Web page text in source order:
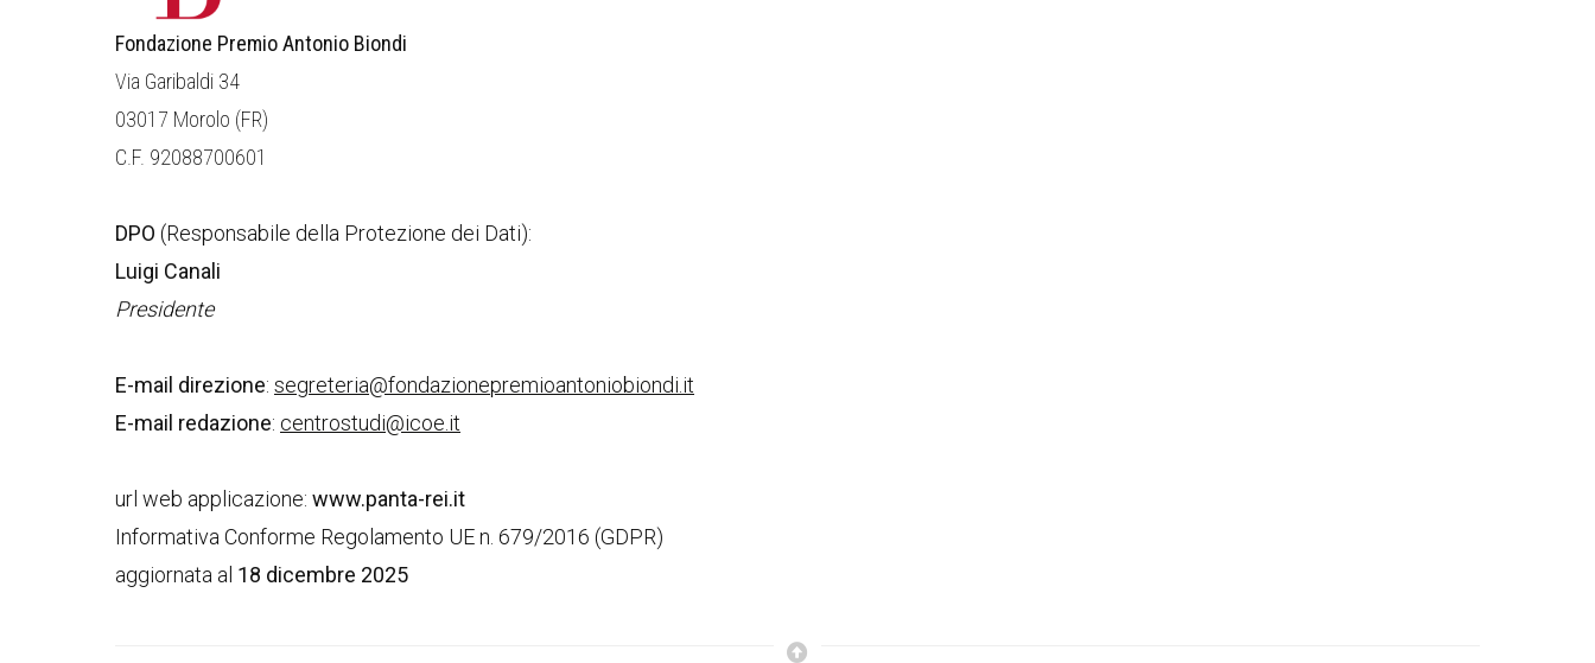
Fondazione Premio Antonio Biondi
Via Garibaldi 34
03017 Morolo (FR)
C.F. 92088700601
DPO (Responsabile della Protezione dei Dati):
Luigi Canali
Presidente
E-mail direzione: segreteria@fondazionepremioantoniobiondi.it
E-mail redazione: centrostudi@icoe.it
url web applicazione: www.panta-rei.it
Informativa Conforme Regolamento UE n. 679/2016 (GDPR)
aggiornata al 18 dicembre 2025